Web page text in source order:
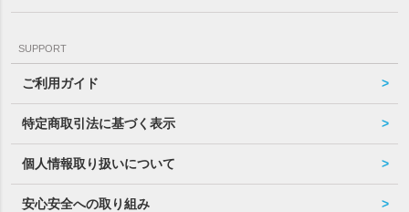
SUPPORT
ご利用ガイド
特定商取引法に基づく表示
個人情報取り扱いについて
安心安全への取り組み